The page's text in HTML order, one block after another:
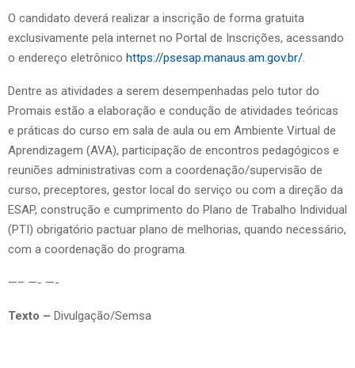
O candidato deverá realizar a inscrição de forma gratuita
exclusivamente pela internet no Portal de Inscrições, acessando
o endereço eletrônico https://psesap.manaus.am.gov.br/.
Dentre as atividades a serem desempenhadas pelo tutor do
Promais estão a elaboração e condução de atividades teóricas
e práticas do curso em sala de aula ou em Ambiente Virtual de
Aprendizagem (AVA), participação de encontros pedagógicos e
reuniões administrativas com a coordenação/supervisão de
curso, preceptores, gestor local do serviço ou com a direção da
ESAP, construção e cumprimento do Plano de Trabalho Individual
(PTI) obrigatório pactuar plano de melhorias, quando necessário,
com a coordenação do programa.
—– —- —-
Texto – Divulgação/Semsa